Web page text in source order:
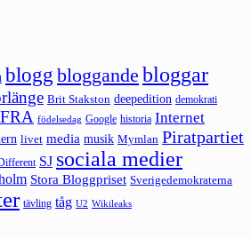
blogg bloggande bloggar
Brit Stakston deepedition demokrati
FRA födelsedag Google historia Internet
livet media musik Mymlan Piratpartiet
SJ sociala medier
Stora Bloggpriset Sverigedemokraterna
tävling tåg U2 Wikileaks